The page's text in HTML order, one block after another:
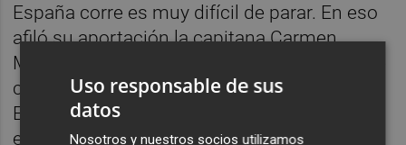
España corre es muy difícil de parar. En eso
afiló su aportación la capitana Carmen
Martín. Y el juego de las pivotes también fue
clave con Silvia Arderius o Alicia Fernández.
El desarrollo del primer tiempo dio para que
el combinado de José Ignacio Prades ya
Uso responsable de sus
datos
Nosotros y nuestros socios utilizamos